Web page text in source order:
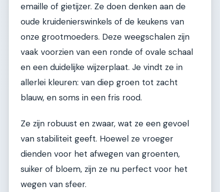
emaille of gietijzer. Ze doen denken aan de
oude kruidenierswinkels of de keukens van
onze grootmoeders. Deze weegschalen zijn
vaak voorzien van een ronde of ovale schaal
en een duidelijke wijzerplaat. Je vindt ze in
allerlei kleuren: van diep groen tot zacht
blauw, en soms in een fris rood.
Ze zijn robuust en zwaar, wat ze een gevoel
van stabiliteit geeft. Hoewel ze vroeger
dienden voor het afwegen van groenten,
suiker of bloem, zijn ze nu perfect voor het
wegen van sfeer.